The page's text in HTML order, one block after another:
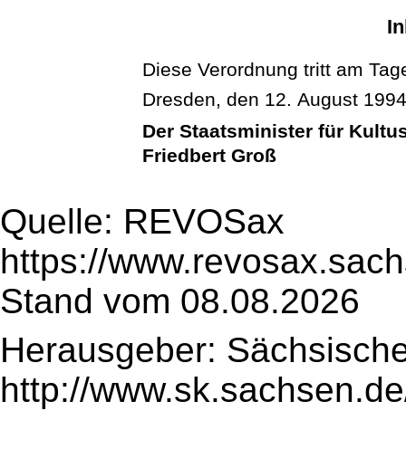
Diese Verordnung tritt am
Dresden, den 12. August
Der Staatsminister für
Friedbert Groß
Quelle: REVOSax
https://
Stand vom 08.08.2026
Herausgeber:
http://